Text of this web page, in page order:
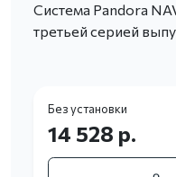
Система Pandora
третьей серией
Без установки
14 528 р.